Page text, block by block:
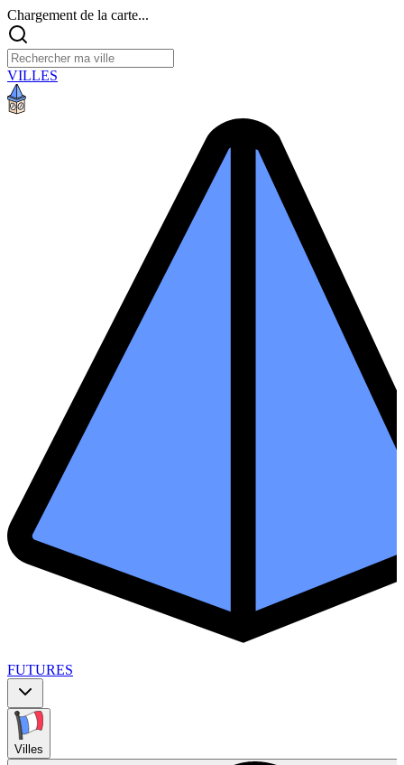
Chargement de la carte...
VILLES
FUTURES
Villes